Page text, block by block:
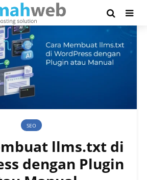
SEO
llms.txt di
dengan Plugin